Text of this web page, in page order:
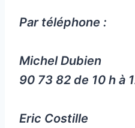
Par téléphone :
Michel
90 73 82 de 10 h à
Eric